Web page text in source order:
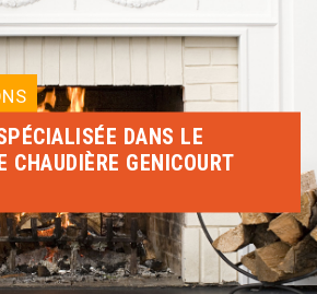
DANS LE
CHAUDIÈRE GENICOURT